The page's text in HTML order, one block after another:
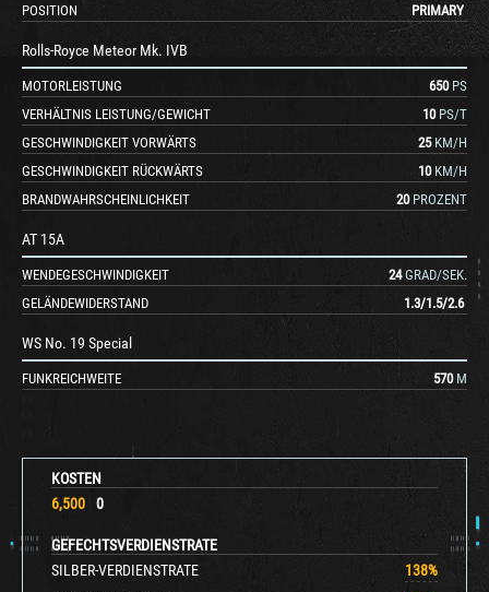
KOSTEN
6,500
0
GEFECHTSVERDIENSTRATE
SILBER-VERDIENSTRATE
138%
POSITION
PRIMARY
Rolls-Royce Meteor Mk. IVB
MOTORLEISTUNG 650 PS
VERHÄLTNIS LEISTUNG/GEWICHT
10 PS/T
GESCHWINDIGKEIT VORWÄRTS
25 KM/H
GESCHWINDIGKEIT RÜCKWÄRTS
10 KM/H
BRANDWAHRSCHEINLICHKEIT
20 PROZENT
AT 15A
WENDEGESCHWINDIGKEIT 24 GRAD/SEK.
GELÄNDEWIDERSTAND
1.3/1.5/2.6
WS No. 19 Special
FUNKREICHWEITE 570 M